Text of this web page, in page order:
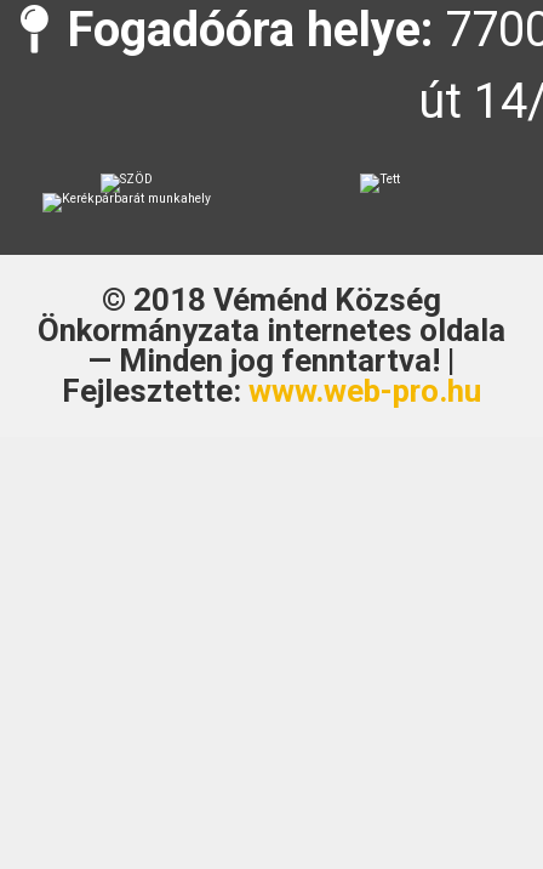
Fogadóóra helye:
út
© 2018 Véménd Község
Önkormányzata internetes oldala
— Minden jog fenntartva! |
Fejlesztette: www.web-pro.hu